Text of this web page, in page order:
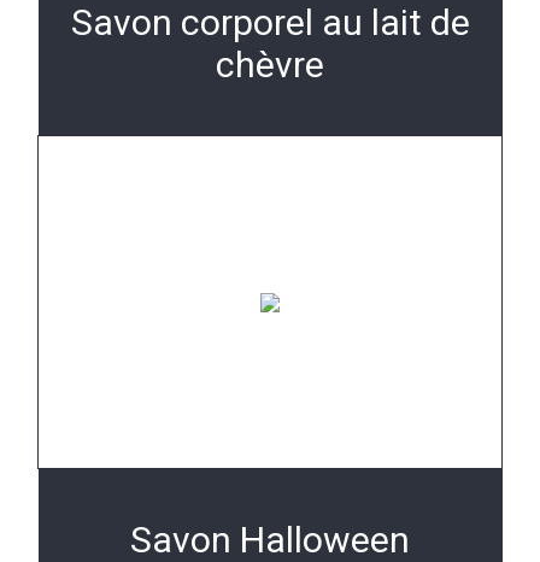
Savon corporel au lait de
chèvre
Savon Halloween